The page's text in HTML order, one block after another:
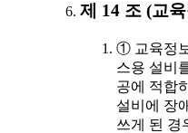
제 14 조 (교
① 교육정
스용 설비
공에 적합
설비에 장
쓰게 된 경